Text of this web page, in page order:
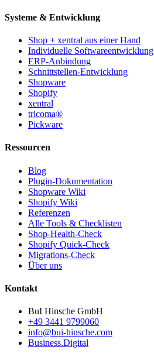
Systeme & Entwicklung
Shop + xentral aus einer Hand
Individuelle Softwareentwicklung
ERP-Anbindung
Schnittstellen-Entwicklung
Shopware
Shopify
xentral
tricoma®
Pickware
Ressourcen
Blog
Plugin-Dokumentation
Shopware Wiki
Shopify Wiki
Referenzen
Alle Tools & Checklisten
Shop-Health-Check
Shopify Quick-Check
Migrations-Check
Über uns
Kontakt
BuI Hinsche GmbH
+49 3441 9799060
info@bui-hinsche.com
Business.Digital